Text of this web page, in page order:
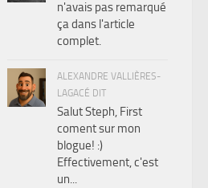
n'avais pas remarqué
ça dans l'article
complet.
ALEXANDRE VALLIÈRES-
LAGACÉ DIT
Salut Steph, First
coment sur mon
blogue! :)
Effectivement, c'est
un...